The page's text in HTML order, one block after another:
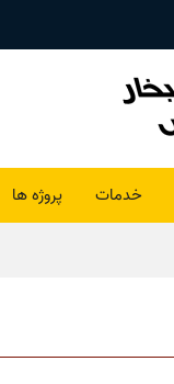
خدمات پروژه ها